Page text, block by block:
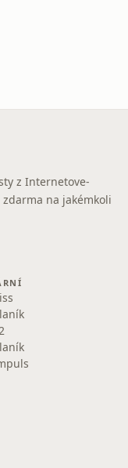
z Internetove-
na jakémkoli